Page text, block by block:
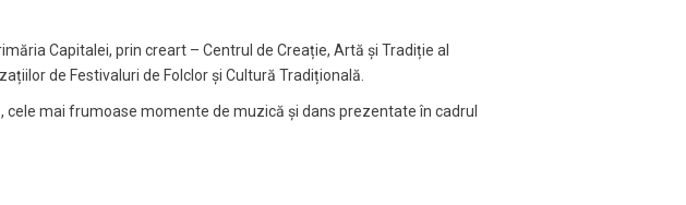
Capitalei, prin creart – Centrul de Creație, Artă și Tradiție al
de Festivaluri de Folclor și Cultură Tradițională.
, cele mai frumoase momente de muzică și dans prezentate în cadrul